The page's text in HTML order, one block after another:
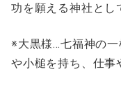
功を願える神社とし
※大黒様…七福神の
や小槌を持ち、仕事